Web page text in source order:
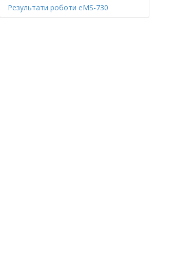
Результати роботи eMS-730